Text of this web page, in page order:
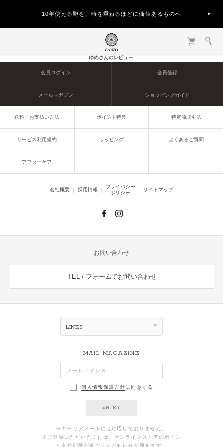
10年使える鞄を、時を重ねるほどに価値あるものへ
ゆめさんのレビュー
会員ログイン 会員登録
メールマガジン ショッピングガイド
送料・お支払い方法 ポイント特典 特定商取引法
サービス利用規約 ラッピング よくあるご質問
アフターケア
会社概要 採用情報
プライバシー
ポリシー
サイトマップ
お問い合わせ
TEL / フォームでお問い合わせ
LINKS
MAIL MAGAZINE
個人情報保護方針に同意する
ENTRY
※キャリアメールには対応しておりません。
※ご登録いただいた方には、オンラインストアのポイン
ト有効期限が近づくとお知らせが届きます。